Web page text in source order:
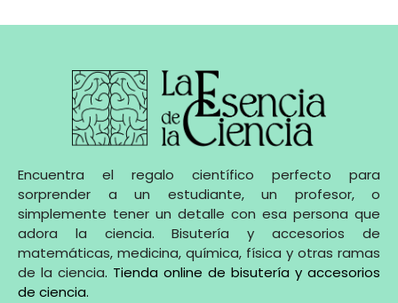
Encuentra el regalo científico perfecto para
sorprender a un estudiante, un profesor, o
simplemente tener un detalle con esa persona que
adora la ciencia. Bisutería y accesorios de
matemáticas, medicina, química, física y otras ramas
de la ciencia. Tienda online de bisutería y accesorios
de ciencia.